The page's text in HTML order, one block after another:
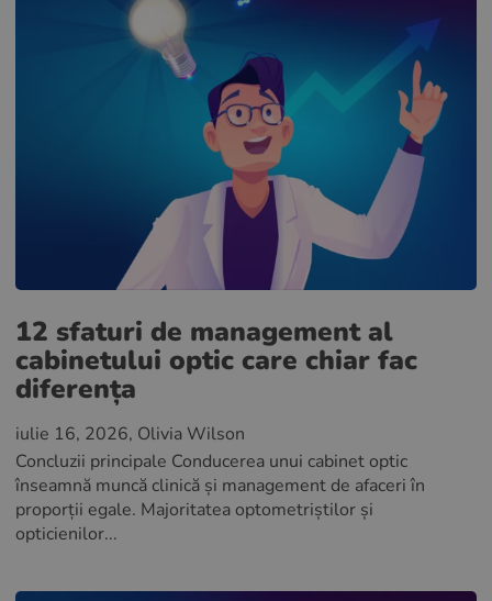
12 sfaturi de management al
cabinetului optic care chiar fac
diferența
iulie 16, 2026, Olivia Wilson
Concluzii principale Conducerea unui cabinet optic
înseamnă muncă clinică și management de afaceri în
proporții egale. Majoritatea optometriștilor și
opticienilor...